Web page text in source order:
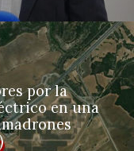
por la
en una